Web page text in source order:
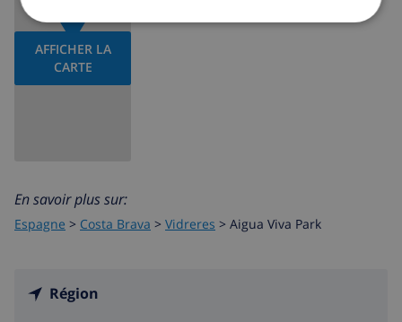
AFFICHER LA
CARTE
En savoir plus sur:
Espagne > Costa Brava > Vidreres > Aigua Viva Park
Région